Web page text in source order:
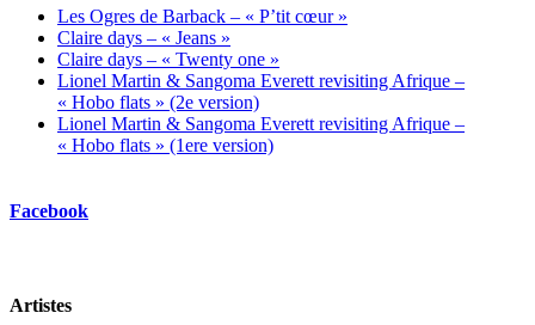
Les Ogres de Barback – « P’tit cœur »
Claire days – « Jeans »
Claire days – « Twenty one »
Lionel Martin & Sangoma Everett revisiting Afrique –
« Hobo flats » (2e version)
Lionel Martin & Sangoma Everett revisiting Afrique –
« Hobo flats » (1ere version)
Facebook
Artistes